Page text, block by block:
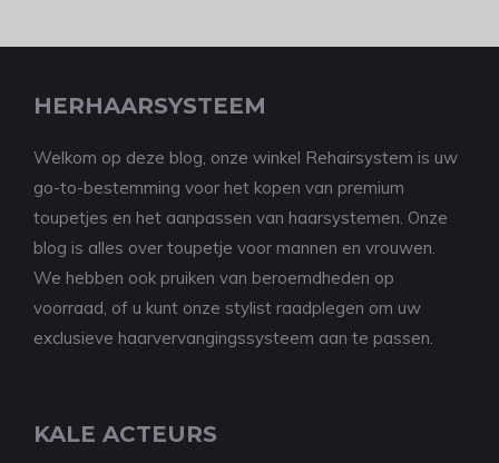
HERHAARSYSTEEM
Welkom op deze blog, onze winkel Rehairsystem is uw
go-to-bestemming voor het kopen van premium
toupetjes en het aanpassen van haarsystemen. Onze
blog is alles over toupetje voor mannen en vrouwen.
We hebben ook pruiken van beroemdheden op
voorraad, of u kunt onze stylist raadplegen om uw
exclusieve haarvervangingssysteem aan te passen.
KALE ACTEURS